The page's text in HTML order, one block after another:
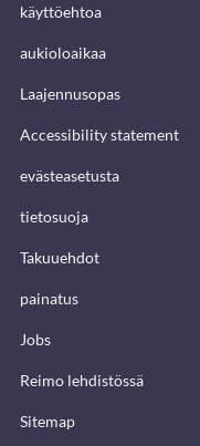
käyttöehtoa
aukioloaikaa
Laajennusopas
Accessibility statement
evästeasetusta
tietosuoja
Takuuehdot
painatus
Jobs
Reimo lehdistössä
Sitemap